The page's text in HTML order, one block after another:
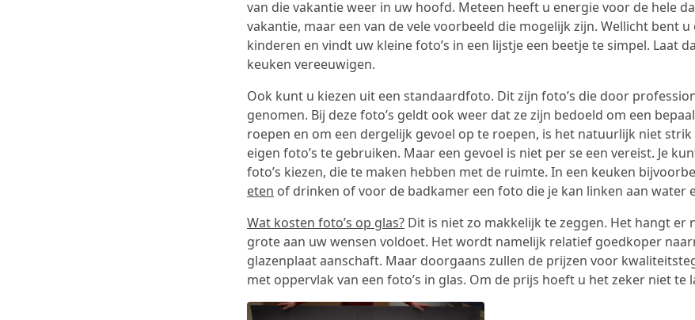
van die vakantie weer in uw hoofd. Meteen heeft u energie voor de hele
vakantie, maar een van de vele voorbeeld die mogelijk zijn. Wellicht bent
kinderen en vindt uw kleine foto’s in een lijstje een beetje te simpel. Laat
keuken vereeuwigen.
Ook kunt u kiezen uit een standaardfoto. Dit zijn foto’s die door
genomen. Bij deze foto’s geldt ook weer dat ze zijn bedoeld om een
roepen en om een dergelijk gevoel op te roepen, is het natuurlijk niet
eigen foto’s te gebruiken. Maar een gevoel is niet per se een vereist. Je
foto’s kiezen, die te maken hebben met de ruimte. In een keuken
eten of drinken of voor de badkamer een foto die je kan linken aan water
Wat kosten foto’s op glas? Dit is niet zo makkelijk te zeggen. Het hangt er
grote aan uw wensen voldoet. Het wordt namelijk relatief goedkoper
glazenplaat aanschaft. Maar doorgaans zullen de prijzen voor
met oppervlak van een foto’s in glas. Om de prijs hoeft u het zeker niet te